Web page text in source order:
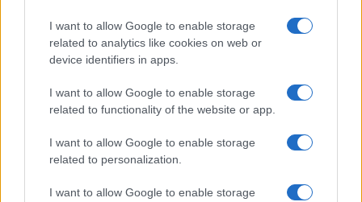
I want to allow Google to enable storage
related to analytics like cookies on web or
device identifiers in apps.
I want to allow Google to enable storage
related to functionality of the website or app.
I want to allow Google to enable storage
related to personalization.
I want to allow Google to enable storage
Brent cae un 8.3% y arrastra a las materias primas en agosto
NEWS